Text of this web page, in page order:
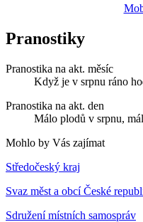
Pranostiky
Pranostika na akt. měsíc
Když je v srpnu ráno
Pranostika na akt. den
Málo plodů v srpnu,
Mohlo by Vás zajímat
Středočeský kraj
Svaz měst a obcí České
Sdružení místních samospráv